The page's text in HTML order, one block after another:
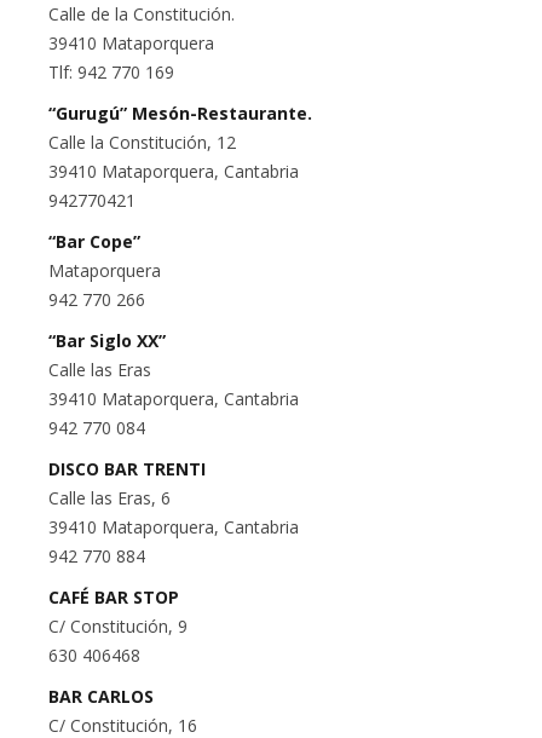
Calle de la Constitución.
39410 Mataporquera
Tlf: 942 770 169
“Gurugú” Mesón-Restaurante.
Calle la Constitución, 12
39410 Mataporquera, Cantabria
942770421
“Bar Cope”
Mataporquera
942 770 266
“Bar Siglo XX”
Calle las Eras
39410 Mataporquera, Cantabria
942 770 084
DISCO BAR TRENTI
Calle las Eras, 6
39410 Mataporquera, Cantabria
942 770 884
CAFÉ BAR STOP
C/ Constitución, 9
630 406468
BAR CARLOS
C/ Constitución, 16